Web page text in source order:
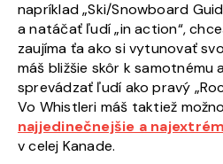
napríklad „Ski/Snowboard
a natáčať ľudí „in action“,
zaujíma ťa ako si vytunovať
máš bližšie skôr k samotnému
sprevádzať ľudí ako pravý
Vo Whistleri máš taktiež
najjedinečnejšie a
v celej Kanade.